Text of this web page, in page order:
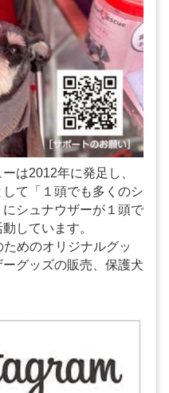
は2012年に発足し、
て「１頭でも多くのシ
シュナウザーが１頭で
しています。
めのオリジナルグッ
グッズの販売、保護犬